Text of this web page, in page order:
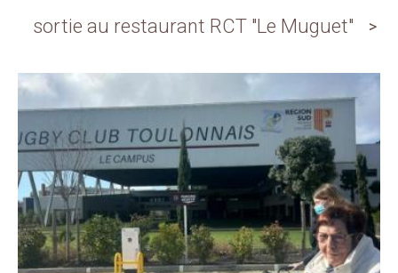
sortie au restaurant RCT "Le Muguet"